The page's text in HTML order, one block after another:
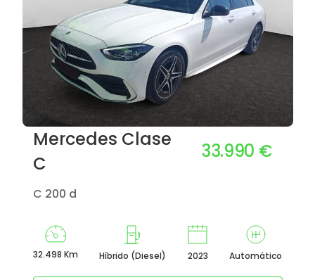
Mercedes Clase
C
C 200 d
33.990 €
32.498 Km Híbrido (Diesel) 2023 Automático